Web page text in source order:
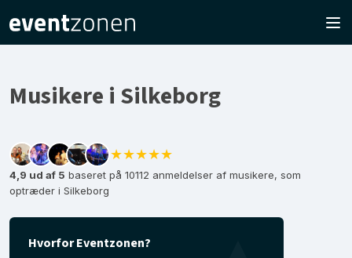
Musikere i Silkeborg
★★★★★
4,9 ud af 5 baseret på 10112 anmeldelser af musikere, som
optræder i Silkeborg
Hvorfor Eventzonen?